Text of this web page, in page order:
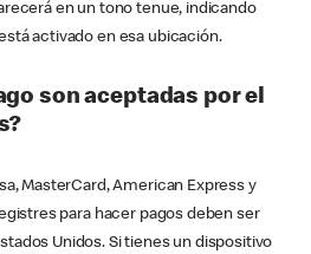
en un tono tenue, indicando
activado en esa ubicación.
son aceptadas por el
MasterCard, American Express y
para hacer pagos deben ser
Unidos. Si tienes un dispositivo